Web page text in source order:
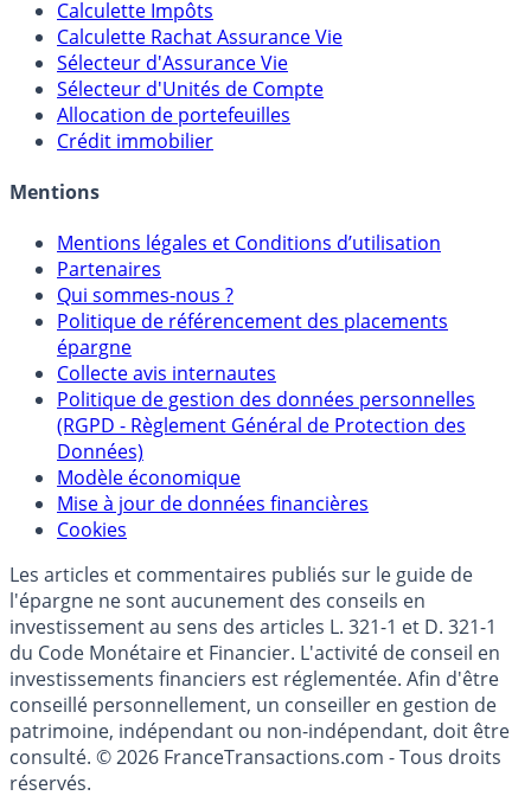
Calculette Impôts
Calculette Rachat Assurance Vie
Sélecteur d'Assurance Vie
Sélecteur d'Unités de Compte
Allocation de portefeuilles
Crédit immobilier
Mentions
Mentions légales et Conditions d’utilisation
Partenaires
Qui sommes-nous ?
Politique de référencement des placements
épargne
Collecte avis internautes
Politique de gestion des données personnelles
(RGPD - Règlement Général de Protection des
Données)
Modèle économique
Mise à jour de données financières
Cookies
Les articles et commentaires publiés sur le guide de
l'épargne ne sont aucunement des conseils en
investissement au sens des articles L. 321-1 et D. 321-1
du Code Monétaire et Financier. L'activité de conseil en
investissements financiers est réglementée. Afin d'être
conseillé personnellement, un conseiller en gestion de
patrimoine, indépendant ou non-indépendant, doit être
consulté. © 2026 FranceTransactions.com - Tous droits
réservés.